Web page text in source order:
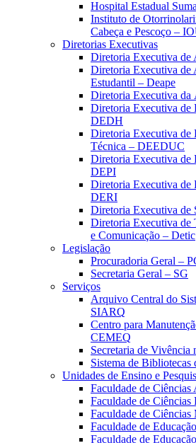
Hospital Estadual
Instituto de
Cabeça e Pescoço –
Diretorias Executivas
Diretoria Executiva de
Diretoria Executiva de
Estudantil – Deape
Diretoria Executiva da
Diretoria Executiva de
DEDH
Diretoria Executiva de
Técnica – DEEDUC
Diretoria Executiva de
DEPI
Diretoria Executiva de
DERI
Diretoria Executiva de
Diretoria Executiva de
e Comunicação – Detic
Legislação
Procuradoria Geral –
Secretaria Geral – SG
Serviços
Arquivo Central do
SIARQ
Centro para
CEMEQ
Secretaria de Vivência
Sistema de
Unidades de Ensino e
Faculdade de
Faculdade de Ciências
Faculdade de
Faculdade de
Faculdade de